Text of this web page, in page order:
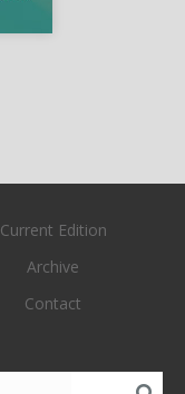
Current Edition
Archive
Contact